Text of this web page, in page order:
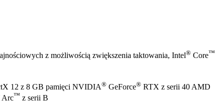
z możliwością zwiększenia taktowania, Intel® Core™
12 z 8 GB pamięci NVIDIA® GeForce® RTX z serii 40 AMD
Arc™ z serii B